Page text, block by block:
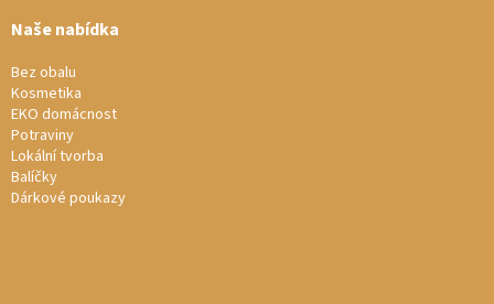
Naše nabídka
Bez obalu
Kosmetika
EKO domácnost
Potraviny
Lokální tvorba
Balíčky
Dárkové poukazy